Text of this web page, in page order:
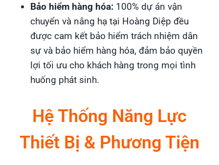
Bảo hiểm hàng hóa: 100% dự án vận
chuyển và nâng hạ tại Hoàng Diệp đều
được cam kết bảo hiểm trách nhiệm dân
sự và bảo hiểm hàng hóa, đảm bảo quyền
lợi tối ưu cho khách hàng trong mọi tình
huống phát sinh.
Hệ Thống Năng Lực
Thiết Bị & Phương Tiện